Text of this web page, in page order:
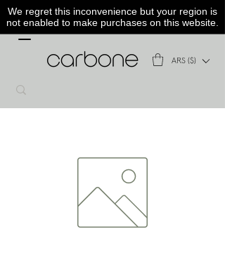
We regret this inconvenience but your region is
not enabled to make purchases on this website.
ARS ($)